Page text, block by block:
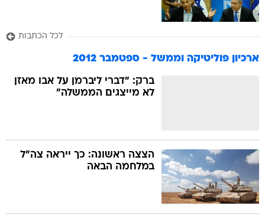
לכל הכתבות
ארכיון פוליטיקה וממשל - ספטמבר 2012
ברק: "דברי ליברמן על אבו מאזן
לא מייצגים הממשלה"
הצצה ראשונה: כך ייראה צה"ל
במלחמה הבאה